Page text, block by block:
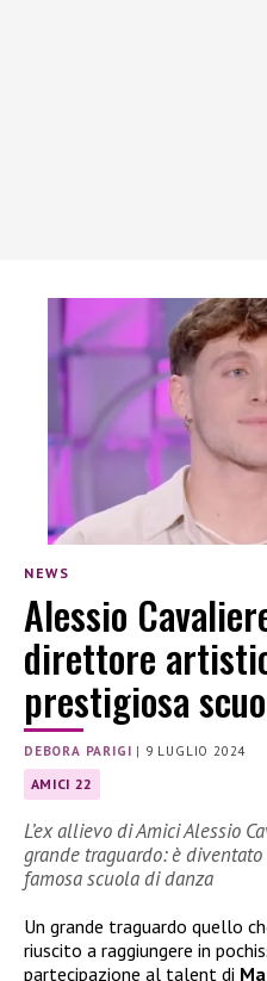
NEWS
Alessio
direttore
prestigiosa
DEBORA PARIGI | 9 LUGLIO 2024
AMICI 22
L’ex allievo di Amici Alessio
grande traguardo: è
famosa scuola di danza
Un grande traguardo quello
riuscito a raggiungere in
partecipazione al talent di